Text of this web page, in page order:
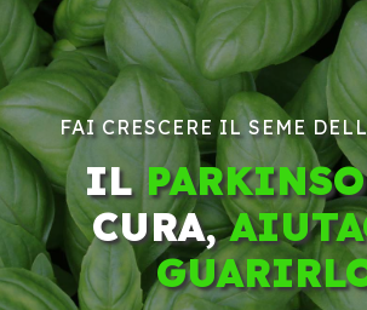
FAI CRESCERE IL SEME
IL
CURA,